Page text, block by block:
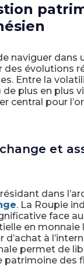
naviguer dans
des évolutions
Entre la
plus en plus
central pour
et
dans
. La Roupie
face
en monnaie
à
permet de
patrimoine des